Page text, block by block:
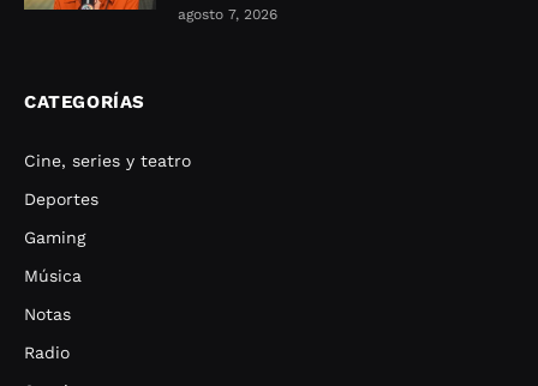
agosto 7, 2026
CATEGORÍAS
Cine, series y teatro
Deportes
Gaming
Música
Notas
Radio